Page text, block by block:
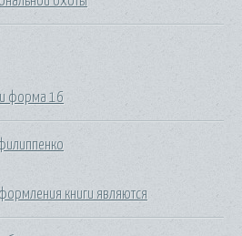
форма 16
книги являются